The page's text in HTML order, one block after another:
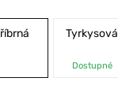
Tyrkysová
Dostupné